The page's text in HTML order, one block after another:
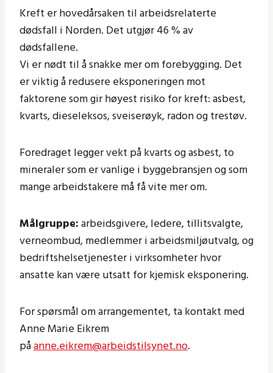
Kreft er hovedårsaken til arbeidsrelaterte
dødsfall i Norden. Det utgjør 46 % av
dødsfallene.
Vi er nødt til å snakke mer om forebygging. Det
er viktig å redusere eksponeringen mot
faktorene som gir høyest risiko for kreft: asbest,
kvarts, dieseleksos, sveiserøyk, radon og trestøv.
Foredraget legger vekt på kvarts og asbest, to
mineraler som er vanlige i byggebransjen og som
mange arbeidstakere må få vite mer om.
Målgruppe:arbeidsgivere, ledere, tillitsvalgte,
verneombud, medlemmer i arbeidsmiljøutvalg, og
bedriftshelsetjenester i virksomheter hvor
ansatte kan være utsatt for kjemisk eksponering.
For spørsmål om arrangementet, ta kontakt med
Anne Marie Eikrem
påanne.eikrem@arbeidstilsynet.no.